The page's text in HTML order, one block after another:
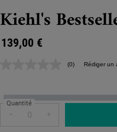
Kiehl's
139,00 €
Aucune
notation.
Lien
la
(0) Rédiger un
Quantité